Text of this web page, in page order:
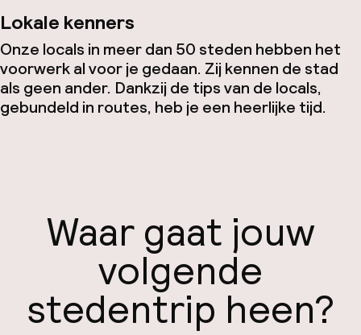
Lokale kenners
Onze locals in meer dan 50 steden hebben het
voorwerk al voor je gedaan. Zij kennen de stad
als geen ander. Dankzij de tips van de locals,
gebundeld in routes, heb je een heerlijke tijd.
Waar gaat jouw
volgende
stedentrip heen?